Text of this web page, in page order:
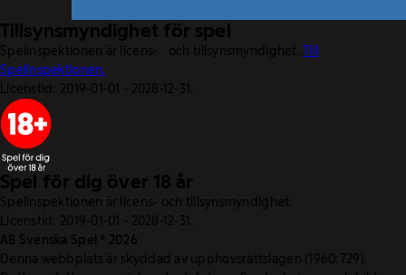
Tillsynsmyndighet för spel
Spelinspektionen är licens- och tillsynsmyndighet.Till
Spelinspektionen.
Licenstid: 2019-01-01 - 2028-12-31.
Spel för dig över 18 år
Spelinspektionen är licens- och tillsynsmyndighet.
Licenstid: 2019-01-01 - 2028-12-31.
AB Svenska Spel © 2026
Denna webbplats är skyddad av upphovsrättslagen (1960:729).